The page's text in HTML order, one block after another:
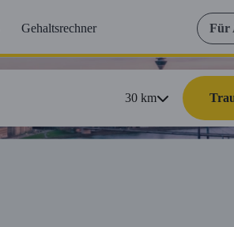
Gehaltsrechner Für
30km